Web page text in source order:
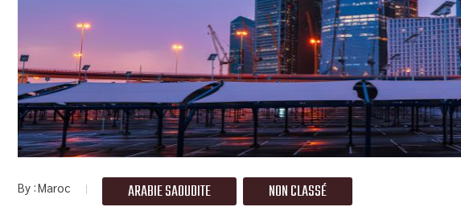
By Maroc ARABIE SAOUDITE NON CLASSÉ